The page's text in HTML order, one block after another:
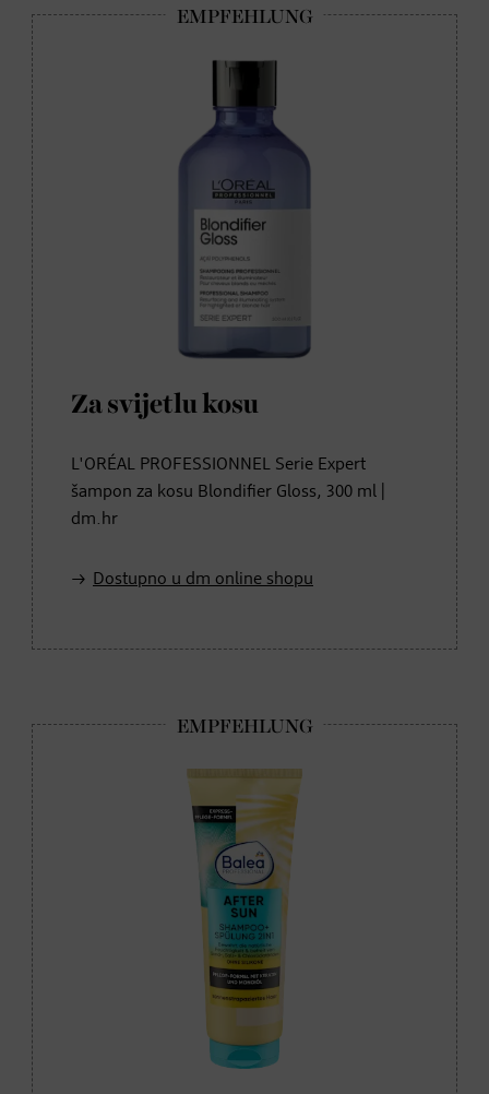
Za svijetlu kosu
L'ORÉAL PROFESSIONNEL Serie Expert
šampon za kosu Blondifier Gloss, 300 ml |
dm.hr
Dostupno u dm online shopu